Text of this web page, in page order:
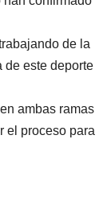
de la
de este deporte
ambas ramas
el proceso para